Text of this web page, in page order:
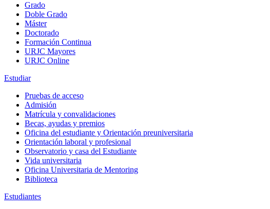
Grado
Doble Grado
Máster
Doctorado
Formación Continua
URJC Mayores
URJC Online
Estudiar
Pruebas de acceso
Admisión
Matrícula y convalidaciones
Becas, ayudas y premios
Oficina del estudiante y Orientación preuniversitaria
Orientación laboral y profesional
Observatorio y casa del Estudiante
Vida universitaria
Oficina Universitaria de Mentoring
Biblioteca
Estudiantes